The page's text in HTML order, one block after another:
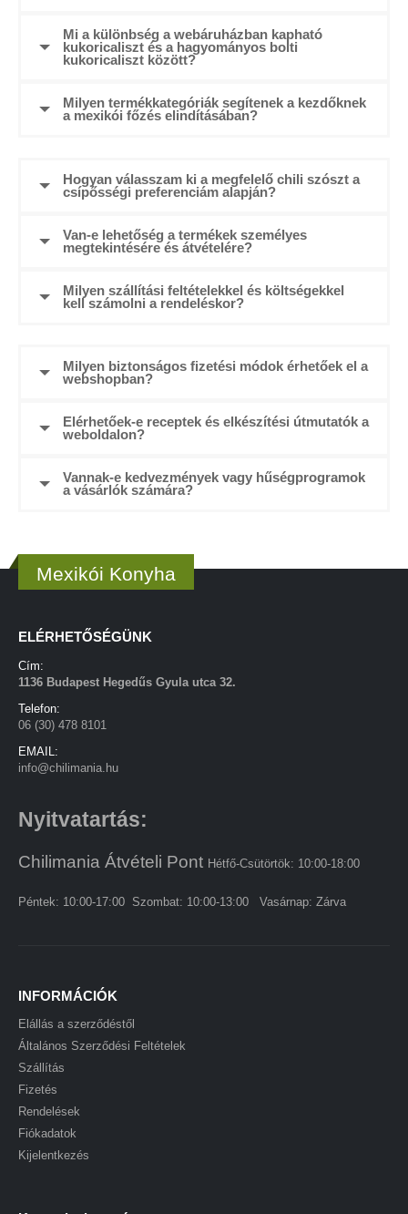
Mi a különbség a webáruházban kapható
kukoricaliszt és a hagyományos bolti
kukoricaliszt között?
Milyen termékkategóriák segítenek a kezdőknek
a mexikói főzés elindításában?
Hogyan válasszam ki a megfelelő chili szószt a
csípősségi preferenciám alapján?
Van-e lehetőség a termékek személyes
megtekintésére és átvételére?
Milyen szállítási feltételekkel és költségekkel
kell számolni a rendeléskor?
Milyen biztonságos fizetési módok érhetőek el a
webshopban?
Elérhetőek-e receptek és elkészítési útmutatók a
weboldalon?
Vannak-e kedvezmények vagy hűségprogramok
a vásárlók számára?
Mexikói Konyha
ELÉRHETŐSÉGÜNK
Cím:
1136 Budapest Hegedűs Gyula utca 32.
Telefon:
06 (30) 478 8101
EMAIL:
info@chilimania.hu
Nyitvatartás:
Chilimania Átvételi Pont Hétfő-Csütörtök: 10:00-18:00
Péntek: 10:00-17:00 Szombat: 10:00-13:00 Vasárnap: Zárva
INFORMÁCIÓK
Elállás a szerződéstől
Általános Szerződési Feltételek
Szállítás
Fizetés
Rendelések
Fiókadatok
Kijelentkezés